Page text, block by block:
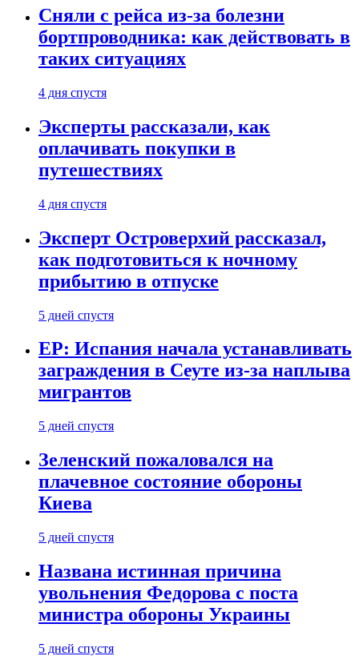
Сняли с рейса из-за болезни
бортпроводника: как действовать в
таких ситуациях
4 дня спустя
Эксперты рассказали, как
оплачивать покупки в
путешествиях
4 дня спустя
Эксперт Островерхий рассказал,
как подготовиться к ночному
прибытию в отпуске
5 дней спустя
EP: Испания начала устанавливать
заграждения в Сеуте из-за наплыва
мигрантов
5 дней спустя
Зеленский пожаловался на
плачевное состояние обороны
Киева
5 дней спустя
Названа истинная причина
увольнения Федорова с поста
министра обороны Украины
5 дней спустя